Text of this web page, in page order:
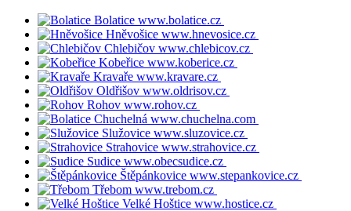
Bolatice www.bolatice.cz
Hněvošice www.hnevosice.cz
Chlebičov www.chlebicov.cz
Kobeřice www.koberice.cz
Kravaře www.kravare.cz
Oldřišov www.oldrisov.cz
Rohov www.rohov.cz
Chuchelná www.chuchelna.com
Služovice www.sluzovice.cz
Strahovice www.strahovice.cz
Sudice www.obecsudice.cz
Štěpánkovice www.stepankovice.cz
Třebom www.trebom.cz
Velké Hoštice www.hostice.cz